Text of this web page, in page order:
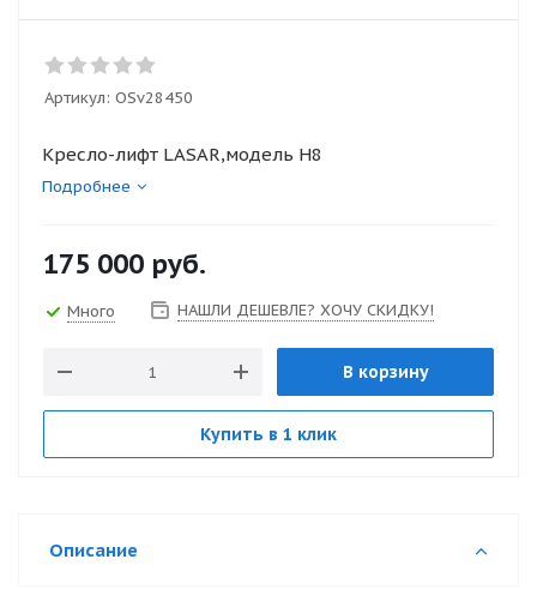
Артикул: OSv28450
Кресло-лифт LASAR,модель H8
Подробнее
175 000 руб.
Много НАШЛИ ДЕШЕВЛЕ? ХОЧУ СКИДКУ!
В корзину
Купить в 1 клик
Описание